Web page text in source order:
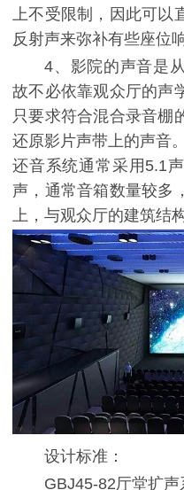
上不受限制，因此可以
反射声来弥补有些座位
4、影院的声音是
故不必依靠观众厅的声
只要求符合混合录音棚
还原影片声带上的声音。
还音系统通常采用5.1
声，通常音箱数量较多
上，与观众厅的建筑结
设计标准：
GBJ45-82厅堂扩